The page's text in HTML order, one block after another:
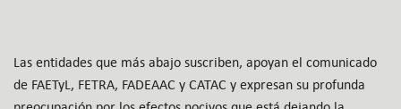
Las entidades que más abajo suscriben, apoyan el comunicado
de FAETyL, FETRA, FADEAAC y CATAC y expresan su profunda